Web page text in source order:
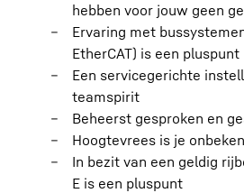
hebben voor jouw geen
Ervaring met
EtherCAT) is een pluspunt
Een servicegerichte
teamspirit
Beheerst gesproken en
Hoogtevrees is je
In bezit van een geldig
E is een pluspunt